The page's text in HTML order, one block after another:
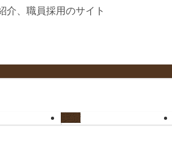
介、職員採用のサイト